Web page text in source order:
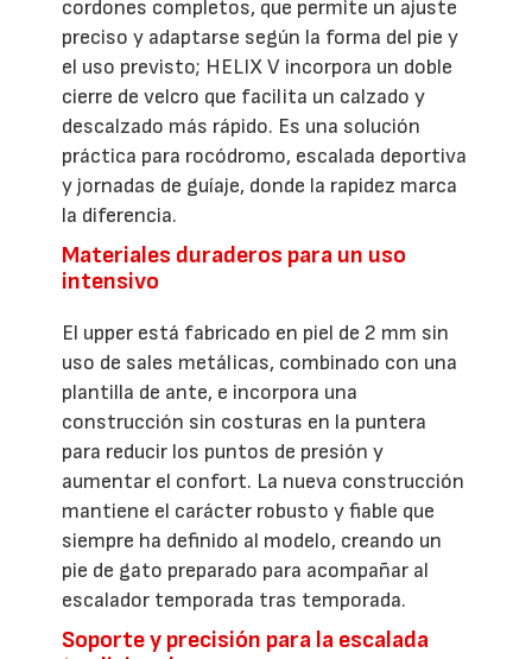
cordones completos, que permite un ajuste
preciso y adaptarse según la forma del pie y
el uso previsto; HELIX V incorpora un doble
cierre de velcro que facilita un calzado y
descalzado más rápido. Es una solución
práctica para rocódromo, escalada deportiva
y jornadas de guíaje, donde la rapidez marca
la diferencia.
Materiales duraderos para un uso
intensivo
El upper está fabricado en piel de 2 mm sin
uso de sales metálicas, combinado con una
plantilla de ante, e incorpora una
construcción sin costuras en la puntera
para reducir los puntos de presión y
aumentar el confort. La nueva construcción
mantiene el carácter robusto y fiable que
siempre ha definido al modelo, creando un
pie de gato preparado para acompañar al
escalador temporada tras temporada.
Soporte y precisión para la escalada